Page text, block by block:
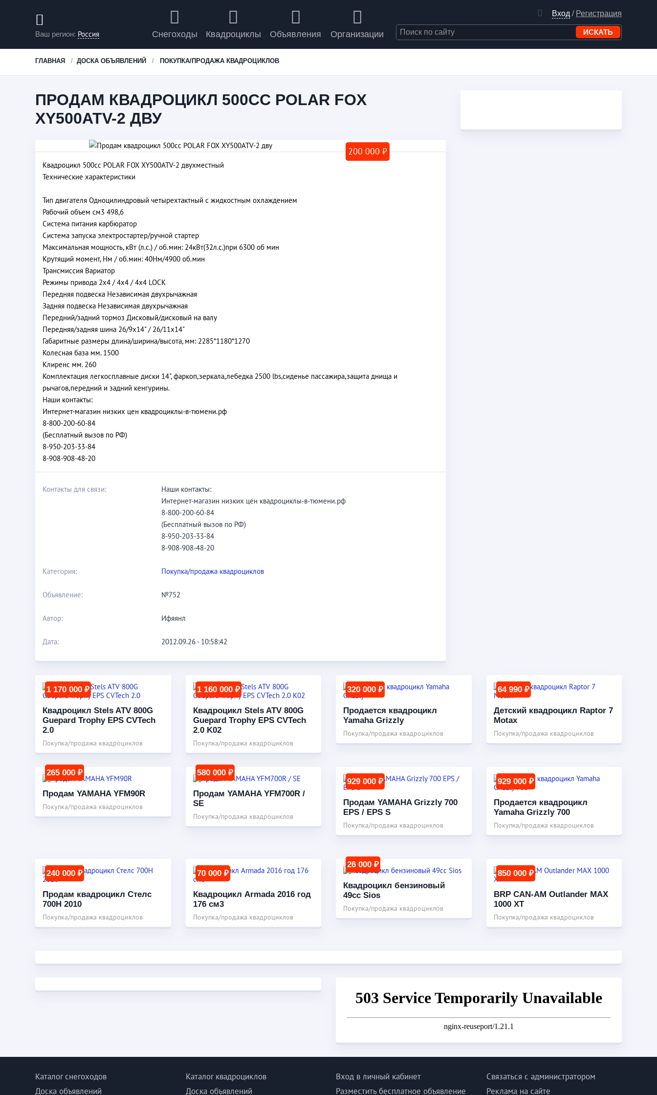
Ваш регион: Россия
Вход / Регистрация
Снегоходы Квадроциклы Объявления Организации
ГЛАВНАЯ ДОСКА ОБЪЯВЛЕНИЙ ПОКУПКА/ПРОДАЖА КВАДРОЦИКЛОВ
ПРОДАМ КВАДРОЦИКЛ 500СС POLAR FOX
XY500ATV-2 ДВУ
200 000 ₽
Квадроцикл 500сс POLAR FOX XY500ATV-2 двухместный
Технические характеристики
Тип двигателя Одноцилиндровый четырехтактный с жидкостным охлаждением
Рабочий объем см3 498,6
Система питания карбюратор
Система запуска электростартер/ручной стартер
Максимальная мощность, кВт (л.с.) / об.мин: 24кВт(32л.с.)при 6300 об мин
Крутящий момент, Нм / об.мин: 40Нм/4900 об.мин
Трансмиссия Вариатор
Режимы привода 2x4 / 4x4 / 4x4 LOCK
Передняя подвеска Независимая двухрычажная
Задняя подвеска Независимая двухрычажная
Передний/задний тормоз Дисковый/дисковый на валу
Передняя/задняя шина 26/9х14" / 26/11х14"
Габаритные размеры длина/ширина/высота, мм: 2285*1180*1270
Колесная база мм. 1500
Клиренс мм. 260
Комплектация легкосплавные диски 14", фаркоп,зеркала,лебедка 2500 lbs,сиденье пассажира,защита днища и
рычагов,передний и задний кенгурины.
Наши контакты:
Интернет-магазин низких цен квадроциклы-в-тюмени.рф
8-800-200-60-84
(Бесплатный вызов по РФ)
8-950-203-33-84
8-908-908-48-20
Контакты для связи:
Наши контакты:
Интернет-магазин низких цен квадроциклы-в-тюмени.рф
8-800-200-60-84
(Бесплатный вызов по РФ)
8-950-203-33-84
8-908-908-48-20
Категория: Покупка/продажа квадроциклов
Объявление: №752
Автор: Ифяянл
Дата: 2012.09.26 - 10:58:42
1 170 000 ₽
Квадроцикл Stels ATV 800G
Guepard Trophy EPS CVTech
2.0
Покупка/продажа квадроциклов
1 160 000 ₽
Квадроцикл Stels ATV 800G
Guepard Trophy EPS CVTech
2.0 K02
Покупка/продажа квадроциклов
320 000 ₽
Продается квадроцикл
Yamaha Grizzly
Покупка/продажа квадроциклов
64 990 ₽
Детский квадроцикл Raptor 7
Motax
Покупка/продажа квадроциклов
265 000 ₽
Продам YAMAHA YFM90R
Покупка/продажа квадроциклов
580 000 ₽
Продам YAMAHA YFM700R /
SE
Покупка/продажа квадроциклов
929 000 ₽
Продам YAMAHA Grizzly 700
EPS / EPS S
Покупка/продажа квадроциклов
929 000 ₽
Продается квадроцикл
Yamaha Grizzly 700
Покупка/продажа квадроциклов
240 000 ₽
Продам квадроцикл Стелс
700Н 2010
Покупка/продажа квадроциклов
70 000 ₽
Квадроцикл Armada 2016 год
176 см3
Покупка/продажа квадроциклов
26 000 ₽
Квадроцикл бензиновый
49cc Sios
Покупка/продажа квадроциклов
850 000 ₽
BRP CAN-AM Outlander MAX
1000 XT
Покупка/продажа квадроциклов
Каталог снегоходов
Доска объявлений
Каталог квадроциклов
Доска объявлений
Вход в личный кабинет
Разместить бесплатное объявление
Связаться с администратором
Реклама на сайте